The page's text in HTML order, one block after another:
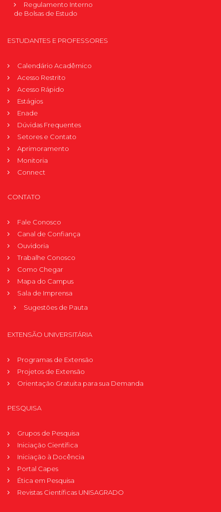
Regulamento Interno
de Bolsas de Estudo
ESTUDANTES E PROFESSORES
Calendário Acadêmico
Acesso Restrito
Acesso Rápido
Estágios
Enade
Dúvidas Frequentes
Setores e Contato
Aprimoramento
Monitoria
Connect
CONTATO
Fale Conosco
Canal de Confiança
Ouvidoria
Trabalhe Conosco
Como Chegar
Mapa do Campus
Sala de Imprensa
Sugestões de Pauta
EXTENSÃO UNIVERSITÁRIA
Programas de Extensão
Projetos de Extensão
Orientação Gratuita para sua Demanda
PESQUISA
Grupos de Pesquisa
Iniciação Científica
Iniciação à Docência
Portal Capes
Ética em Pesquisa
Revistas Científicas UNISAGRADO